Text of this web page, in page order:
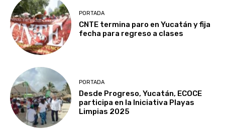
PORTADA
CNTE termina paro en Yucatán y fija
fecha para regreso a clases
PORTADA
Desde Progreso, Yucatán, ECOCE
participa en la Iniciativa Playas
Limpias 2025